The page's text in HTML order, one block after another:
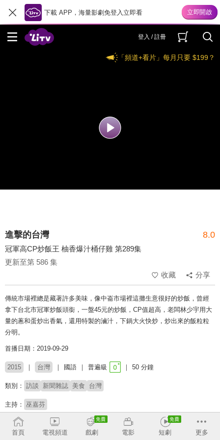
下載 APP，海量影劇免登入立即看
登入 / 註冊
「頻道+看片」每月只要 $199？
進擊的台灣 8.0
冠軍高CP炒飯王 柚香爆汁桶仔雞 第289集
更新至第 586 集
收藏
分享
傳統市場裡總是藏著許多美味，像中崙市場裡這攤生意很好的炒飯，曾經
拿下台北市冠軍炒飯頭銜，一盤45元的炒飯，CP值超高，老闆林少宇用大
量的蔥和蛋炒出香氣，還用特製的滷汁，下鍋大火快炒，炒出來的飯粒粒
分明。
首播日期：2019-09-29
2015 台灣 國語 普遍級 50 分鐘
類別： 訪談 新聞雜誌 美食 台灣
主持： 巫嘉芬
# 美食探索 # 生命故事 # 小人物# 社會百態
# 深度報導
首頁
電視頻道 戲劇 電影 短劇 更多